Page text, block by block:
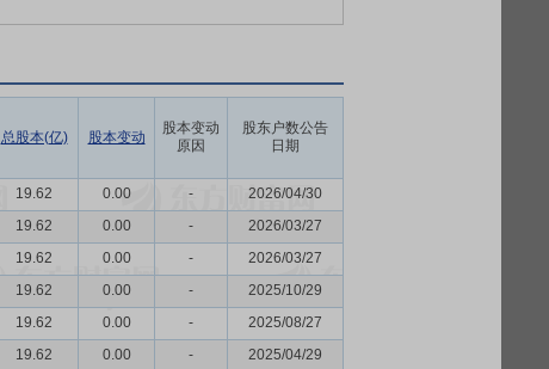
总股本(亿) 股本变动
股本变动
原因
股东户数公告
日期
19.62 0.00 -
2026/04/30
19.62 0.00 -
2026/03/27
19.62 0.00 -
2026/03/27
19.62 0.00 -
2025/10/29
19.62 0.00 -
2025/08/27
19.62 0.00 -
2025/04/29